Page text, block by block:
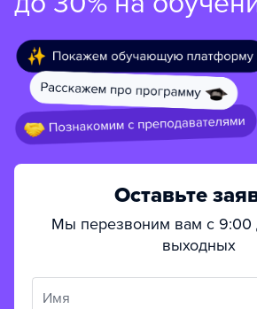
Оставьте
Мы перезвоним вам с 9:00
выходных
Имя